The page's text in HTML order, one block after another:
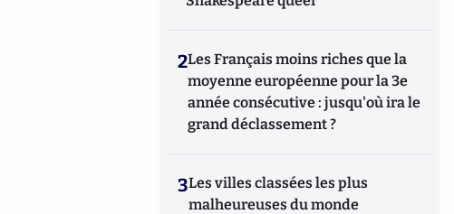
2Les Français moins riches que la
moyenne européenne pour la 3e
année consécutive : jusqu'où ira le
grand déclassement ?
3Les villes classées les plus
malheureuses du monde